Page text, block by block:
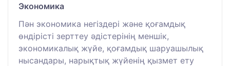
Экономика
Пән экономика негіздері және қоғамдық
өндірісті зерттеу әдістерінің меншік,
экономикалық жүйе, қоғамдық шаруашылық
нысандары, нарықтық жүйенің қызмет ету